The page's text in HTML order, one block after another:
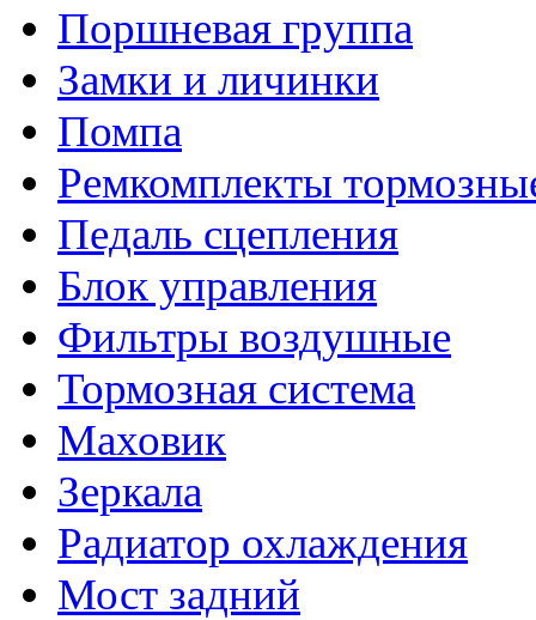
Поршневая группа
Замки и личинки
Помпа
Ремкомплекты
Педаль сцепления
Блок управления
Фильтры воздушные
Тормозная система
Маховик
Зеркала
Радиатор охлаждения
Мост задний